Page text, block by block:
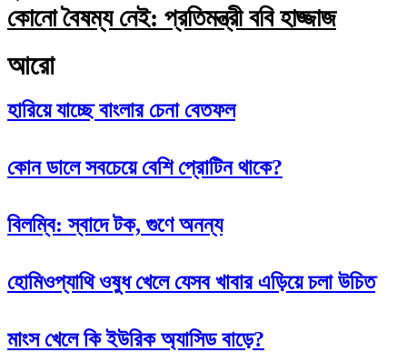
কোনো বৈষম্য নেই: প্রতিমন্ত্রী ববি হাজ্জাজ
আরো
হারিয়ে যাচ্ছে বাংলার চেনা বেতফল
কোন ডালে সবচেয়ে বেশি প্রোটিন থাকে?
বিলম্বি: স্বাদে টক, গুণে অনন্য
হোমিওপ্যাথি ওষুধ খেলে যেসব খাবার এড়িয়ে চলা উচিত
মাংস খেলে কি ইউরিক অ্যাসিড বাড়ে?